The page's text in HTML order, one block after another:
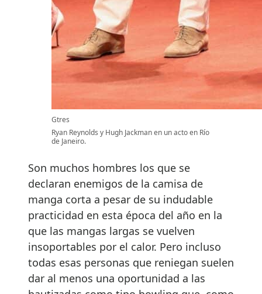
Gtres
Ryan Reynolds y Hugh Jackman en un acto en Río
de Janeiro.
Son muchos hombres los que se
declaran enemigos de la camisa de
manga corta a pesar de su indudable
practicidad en esta época del año en la
que las mangas largas se vuelven
insoportables por el calor. Pero incluso
todas esas personas que reniegan suelen
dar al menos una oportunidad a las